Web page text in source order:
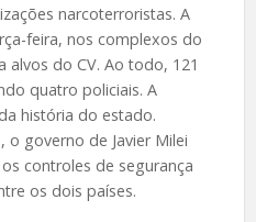
narcoterroristas. A
feira, nos complexos do
alvos do CV. Ao todo, 121
quatro policiais. A
história do estado.
governo de Javier Milei
controles de segurança
os dois países.